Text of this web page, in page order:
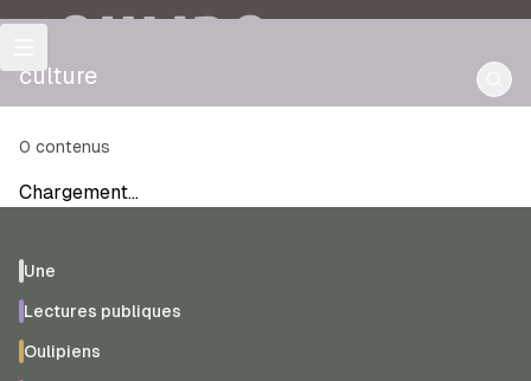
OULIPO
culture
0 contenus
Chargement…
Une
Lectures publiques
Oulipiens